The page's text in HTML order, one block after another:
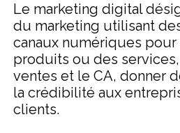
Le marketing digital
du marketing utilisant
canaux numériques
produits ou des
ventes et le CA, donner
la crédibilité aux
clients.